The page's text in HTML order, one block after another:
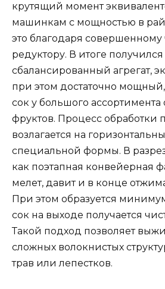
крутящий момент
машинкам с мощностью в
это благодаря
редуктору. В итоге получился
сбалансированный агрегат,
при этом достаточно
сок у большого
фруктов. Процесс обработки
возлагается на
специальной формы. В
как поэтапная конвейерная
мелет, давит и в конце
При этом образуется
сок на выходе получается
Такой подход позволяет
сложных волокнистых
трав или лепестков.